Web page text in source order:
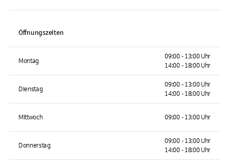
Öffnungszeiten
Montag
09:00 - 13:00 Uhr
14:00 - 18:00 Uhr
Dienstag
09:00 - 13:00 Uhr
14:00 - 18:00 Uhr
Mittwoch 09:00 - 13:00 Uhr
Donnerstag
09:00 - 13:00 Uhr
14:00 - 18:00 Uhr